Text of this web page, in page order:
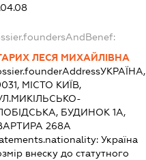
ЛЕСЯ МИХАЙЛІВНА
УКРАЇНА,
МІСТО КИЇВ,
БУДИНОК 1А,
268А
Україна
внеску до статутного